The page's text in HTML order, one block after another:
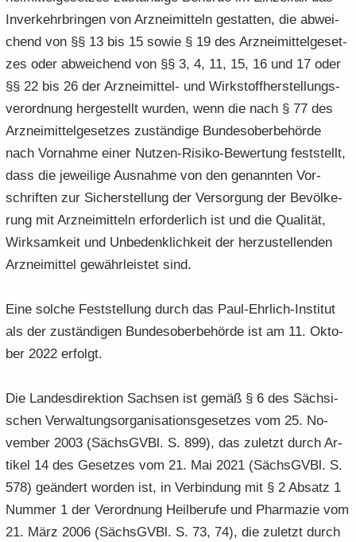
In­ver­kehr­brin­gen von Arz­nei­mit­teln ge­stat­ten, die ab­wei­
chend von §§ 13 bis 15 sowie § 19 des Arz­nei­mit­tel­ge­set­
zes oder ab­wei­chend von §§ 3, 4, 11, 15, 16 und 17 oder
§§ 22 bis 26 der Arzneimittel-​ und Wirk­stoff­her­stel­lungs­
ver­ord­nung her­ge­stellt wur­den, wenn die nach § 77 des
Arz­nei­mit­tel­ge­set­zes zu­stän­di­ge Bun­des­ober­be­hör­de
nach Vor­nah­me einer Nutzen-​Risiko-Bewertung fest­stellt,
dass die je­wei­li­ge Aus­nah­me von den ge­nann­ten Vor­
schrif­ten zur Si­cher­stel­lung der Ver­sor­gung der Be­völ­ke­
rung mit Arz­nei­mit­teln er­for­der­lich ist und die Qua­li­tät,
Wirk­sam­keit und Un­be­denk­lich­keit der her­zu­stel­len­den
Arz­nei­mit­tel ge­währ­leis­tet sind.
Eine sol­che Fest­stel­lung durch das Paul-​Ehrlich-Institut
als der zu­stän­di­gen Bun­des­ober­be­hör­de ist am 11. Ok­to­
ber 2022 er­folgt.
Die Lan­des­di­rek­ti­on Sach­sen ist gemäß § 6 des Säch­si­
schen Ver­wal­tungs­or­ga­ni­sa­ti­ons­ge­set­zes vom 25. No­
vem­ber 2003 (Sächs­GVBl. S. 899), das zu­letzt durch Ar­
ti­kel 14 des Ge­set­zes vom 21. Mai 2021 (Sächs­GVBl. S.
578) ge­än­dert wor­den ist, in Ver­bin­dung mit § 2 Ab­satz 1
Num­mer 1 der Ver­ord­nung Heil­be­ru­fe und Phar­ma­zie vom
21. März 2006 (Sächs­GVBl. S. 73, 74), die zu­letzt durch